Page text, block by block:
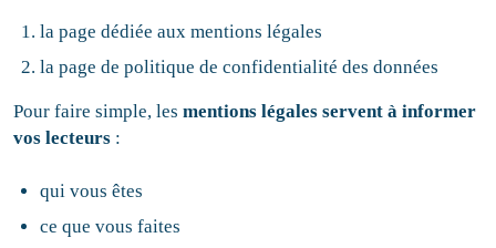
la page dédiée aux mentions légales
la page de politique de confidentialité des données
Pour faire simple, lesmentions légales servent à informer
vos lecteurs :
qui vous êtes
ce que vous faites